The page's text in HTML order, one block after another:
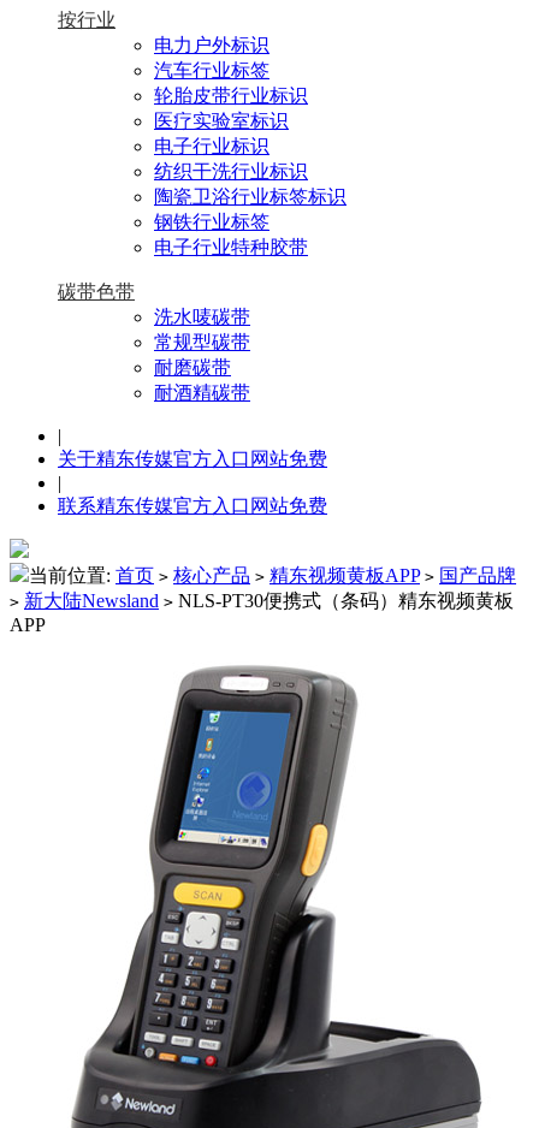
按行业
电力户外标识
汽车行业标签
轮胎皮带行业标识
医疗实验室标识
电子行业标识
纺织干洗行业标识
陶瓷卫浴行业标签标识
钢铁行业标签
电子行业特种胶带
碳带色带
洗水唛碳带
常规型碳带
耐磨碳带
耐酒精碳带
|
关于精东传媒官方入口网站免费
|
联系精东传媒官方入口网站免费
当前位置: 首页 > 核心产品 > 精东视频黄板APP > 国产品牌
> 新大陆Newsland > NLS-PT30便携式（条码）精东视频黄板
APP